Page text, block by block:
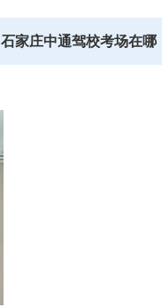
石家庄中通驾校考场在哪